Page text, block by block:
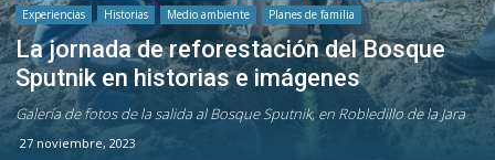
Experiencias
Historias Medio ambiente Planes de familia
La jornada de reforestación del Bosque
Sputnik en historias e imágenes
Galería de fotos de la salida al Bosque Sputnik, en Robledillo de la Jara
27 noviembre, 2023